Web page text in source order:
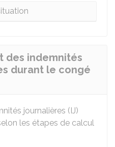
des indemnités
durant le congé
journalières (IJ)
les étapes de calcul